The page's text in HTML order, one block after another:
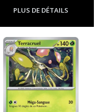
PLUS DE DÉTAILS